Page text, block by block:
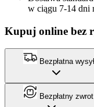
w ciągu 7-14 dni
Kupuj online bez
Bezpłatna
Bezpłatny zwrot